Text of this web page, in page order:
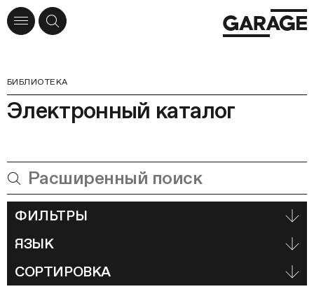
БИБЛИОТЕКА
Электронный каталог
ФИЛЬТРЫ
ЯЗЫК
СОРТИРОВКА